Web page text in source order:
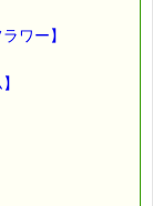
。
ワー】